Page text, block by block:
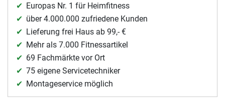
Europas Nr. 1 für Heimfitness
über 4.000.000 zufriedene Kunden
Lieferung frei Haus ab 99,- €
Mehr als 7.000 Fitnessartikel
69 Fachmärkte vor Ort
75 eigene Servicetechniker
Montageservice möglich